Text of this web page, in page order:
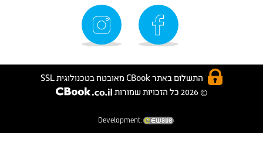
התשלום באתר CBook מאובטח בטכנולוגית SSL
© 2026 כל הזכויות שמורות
Development: